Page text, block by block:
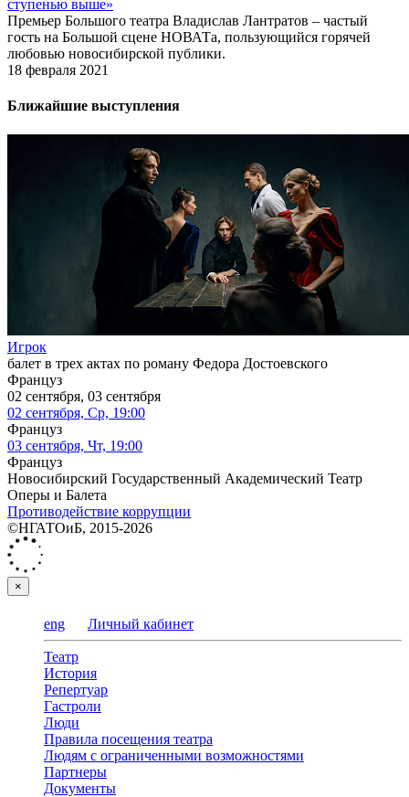
ступенью выше»
Премьер Большого театра Владислав Лантратов – частый
гость на Большой сцене НОВАТа, пользующийся горячей
любовью новосибирской публики.
18 февраля 2021
Ближайшие выступления
Игрок
балет в трех актах по роману Федора Достоевского
Француз
02 сентября, 03 сентября
02 сентября, Ср, 19:00
Француз
03 сентября, Чт, 19:00
Француз
Новосибирский Государственный Академический Театр
Оперы и Балета
Противодействие коррупции
©НГАТОиБ, 2015-2026
×
eng Личный кабинет
Театр
История
Репертуар
Гастроли
Люди
Правила посещения театра
Людям с ограниченными возможностями
Партнеры
Документы